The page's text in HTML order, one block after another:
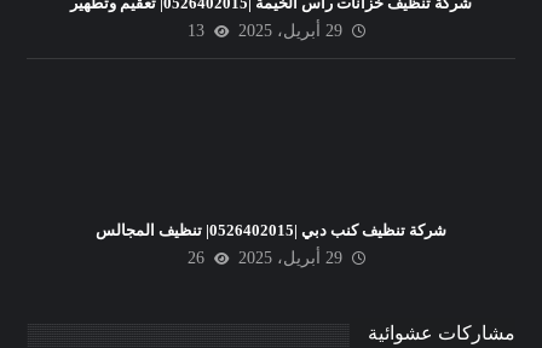
29 أبريل، 2025
13
شركة تنظيف كنب دبي |0526402015| تنظيف المجالس
29 أبريل، 2025
26
مشاركات عشوائية